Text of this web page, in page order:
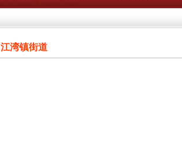
江湾镇街道